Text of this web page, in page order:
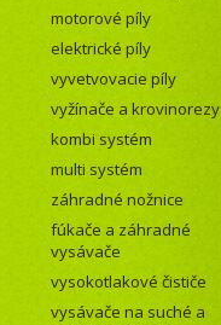
motorové píly
elektrické píly
vyvetvovacie píly
vyžínače a krovinorezy
kombi systém
multi systém
záhradné nožnice
fúkače a záhradné
vysávače
vysokotlakové čističe
vysávače na suché a